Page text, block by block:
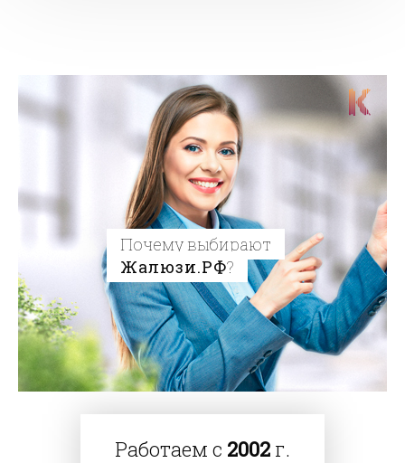
Почему выбирают
Жалюзи.РФ?
Работаем с 2002 г.